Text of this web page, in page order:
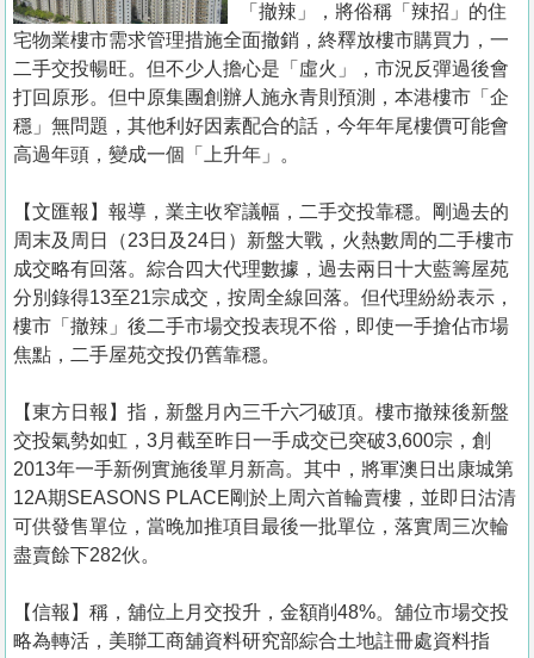
手
冊
關
於
我
們
「撤辣」，將俗稱「辣招」的住
宅物業樓市需求管理措施全面撤銷，終釋放樓市購買力，一
二手交投暢旺。但不少人擔心是「虛火」，市況反彈過後會
打回原形。但中原集團創辦人施永青則預測，本港樓市「企
穩」無問題，其他利好因素配合的話，今年年尾樓價可能會
高過年頭，變成一個「上升年」。
【文匯報】報導，業主收窄議幅，二手交投靠穩。剛過去的
周末及周日（23日及24日）新盤大戰，火熱數周的二手樓市
成交略有回落。綜合四大代理數據，過去兩日十大藍籌屋苑
分別錄得13至21宗成交，按周全線回落。但代理紛紛表示，
樓市「撤辣」後二手市場交投表現不俗，即使一手搶佔市場
焦點，二手屋苑交投仍舊靠穩。
【東方日報】指，新盤月內三千六刁破頂。樓市撤辣後新盤
交投氣勢如虹，3月截至昨日一手成交已突破3,600宗，創
2013年一手新例實施後單月新高。其中，將軍澳日出康城第
12A期SEASONS PLACE剛於上周六首輪賣樓，並即日沽清
可供發售單位，當晚加推項目最後一批單位，落實周三次輪
盡賣餘下282伙。
【信報】稱，舖位上月交投升，金額削48%。舖位市場交投
略為轉活，美聯工商舖資料研究部綜合土地註冊處資料指